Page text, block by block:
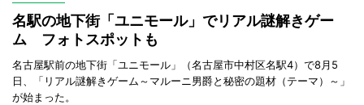
名駅の地下街「ユニモール」でリアル謎解きゲー
ム フォトスポットも
名古屋駅前の地下街「ユニモール」（名古屋市中村区名駅4）で8月5
日、「リアル謎解きゲーム～マルーニ男爵と秘密の題材（テーマ）～」
が始まった。